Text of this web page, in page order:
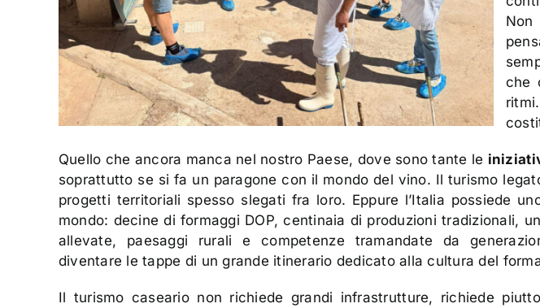
che
Quello che ancora manca nel nostro Paese, dove sono tante le
soprattutto se si fa un paragone con il mondo del vino. Il turismo
progetti territoriali spesso slegati fra loro. Eppure l’Italia possiede
mondo: decine di formaggi DOP, centinaia di produzioni tradizionali,
allevate, paesaggi rurali e competenze tramandate da
diventare le tappe di un grande itinerario dedicato alla cultura del
Il turismo caseario non richiede grandi infrastrutture, richiede